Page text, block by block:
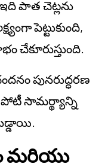
పాత చెట్లను
పెట్టుకుంది,
పునరుద్ధరణ
పోటీ సామర్థ్యాన్ని
మరియు